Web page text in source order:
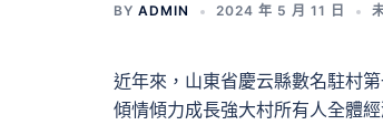
BY ADMIN 2024 年 5 月 11 日
近年來，山東省慶云縣數名駐村
傾情傾力成長強大村所有人全體